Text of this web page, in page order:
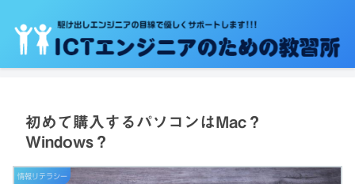
初めて購入するパソコンはMac？
Windows？
情報リテラシー